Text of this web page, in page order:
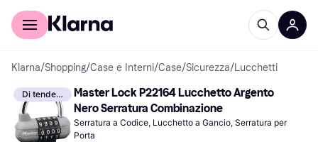
Per il tuo shopping
Klarna/Shopping/Case e Interni/Case/Sicurezza/Lucchetti
Di tendenza
Master Lock P22164 Lucchetto Argento
Nero Serratura Combinazione
Serratura a Codice, Lucchetto a Gancio, Serratura per
Porta